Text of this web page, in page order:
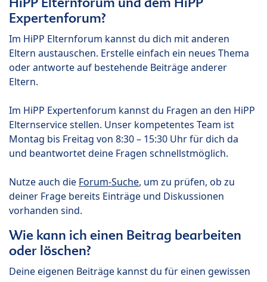
Expertenforum?
Im HiPP Elternforum kannst du dich mit anderen
Eltern austauschen. Erstelle einfach ein neues Thema
oder antworte auf bestehende Beiträge anderer
Eltern.
Im HiPP Expertenforum kannst du Fragen an den HiPP
Elternservice stellen. Unser kompetentes Team ist
Montag bis Freitag von 8:30 – 15:30 Uhr für dich da
und beantwortet deine Fragen schnellstmöglich.
Nutze auch die Forum-Suche, um zu prüfen, ob zu
deiner Frage bereits Einträge und Diskussionen
vorhanden sind.
Wie kann ich einen Beitrag bearbeiten
oder löschen?
Deine eigenen Beiträge kannst du für einen gewissen